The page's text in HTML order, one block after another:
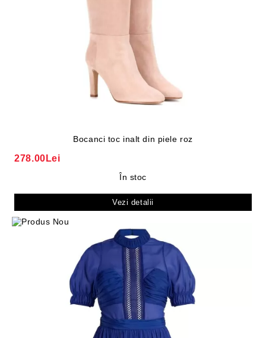
Bocanci toc inalt din piele roz
278.00Lei
În stoc
Vezi detalii